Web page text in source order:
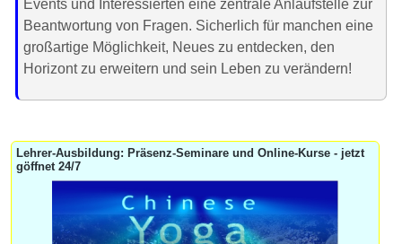
Events und Interessierten eine zentrale Anlaufstelle zur
Beantwortung von Fragen. Sicherlich für manchen eine
großartige Möglichkeit, Neues zu entdecken, den
Horizont zu erweitern und sein Leben zu verändern!
Lehrer-Ausbildung: Präsenz-Seminare und Online-Kurse - jetzt
göffnet 24/7